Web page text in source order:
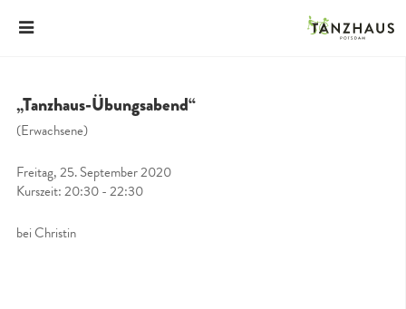
„Tanzhaus-Übungsabend“
(Erwachsene)
Freitag, 25. September 2020
Kurszeit: 20:30 - 22:30
bei Christin